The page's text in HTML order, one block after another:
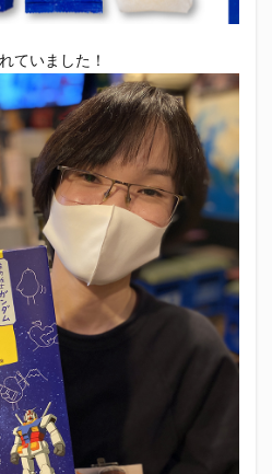
ていました！
太田焼きそば
安田記念
富士宮やきそば
富士錦酒造
小野友樹
園
川崎フロンターレ
志太泉酒造
日常
華堂
春風亭昇太
杉錦酒造
まつり
森本酒造
ノス 正雪
浦和レッズ
東高校
湘南ベルマーレ
田子の月
百田夏菜子
磯自慢
学 競馬部
花の舞